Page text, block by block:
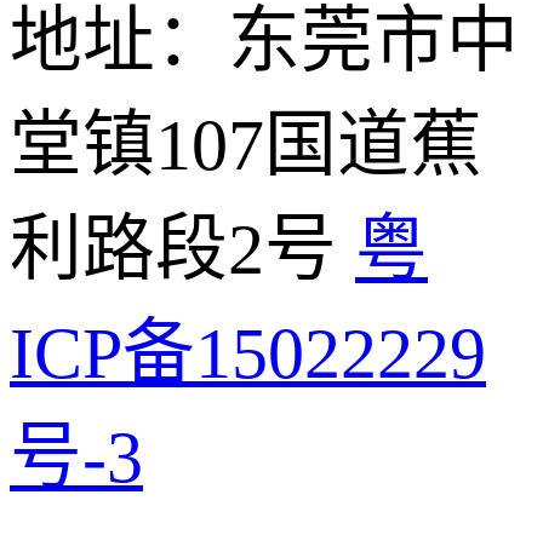
地址：东莞市中
堂镇107国道蕉
利路段2号 粤
ICP备15022229
号-3